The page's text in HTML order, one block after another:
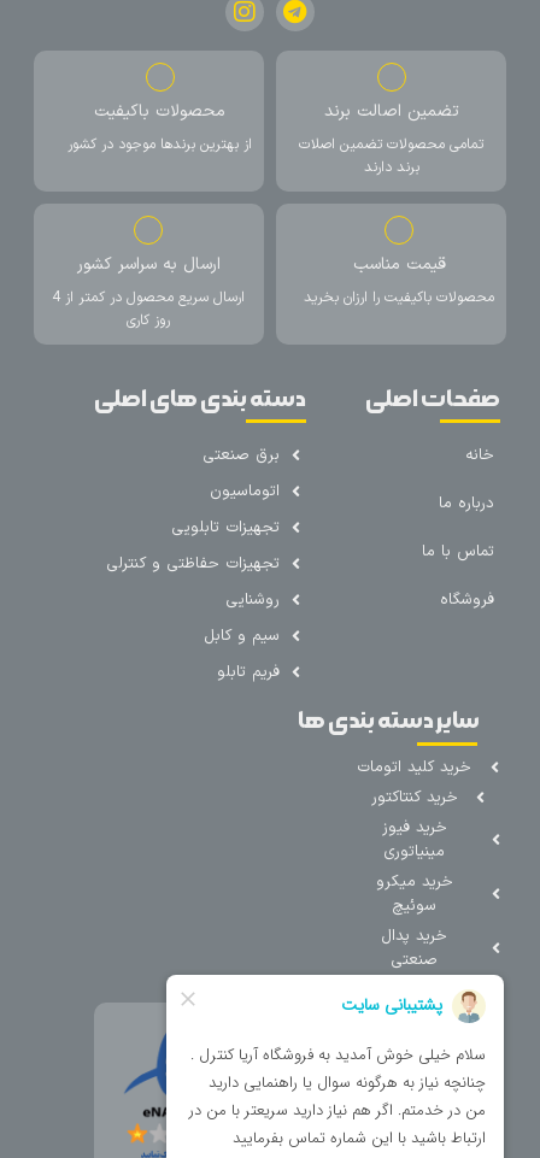
تضمین اصالت برند
تمامی محصولات تضمین اصلات
برند دارند
محصولات باکیفیت
از بهترین برندها موجود در کشور
قیمت مناسب
محصولات باکیفیت را ارزان بخرید
ارسال به سراسر کشور
ارسال سریع محصول در کمتر از 4
روز کاری
صفحات اصلی
خانه
درباره ما
تماس با ما
فروشگاه
دسته بندی های اصلی
برق صنعتی
اتوماسیون
تجهیزات تابلویی
تجهیزات حفاظتی و کنترلی
روشنایی
سیم و کابل
فریم تابلو
سایر دسته بندی ها
خرید کلید اتومات
خرید کنتاکتور
خرید فیوز
مینیاتوری
خرید میکرو
سوئیچ
خرید پدال
صنعتی